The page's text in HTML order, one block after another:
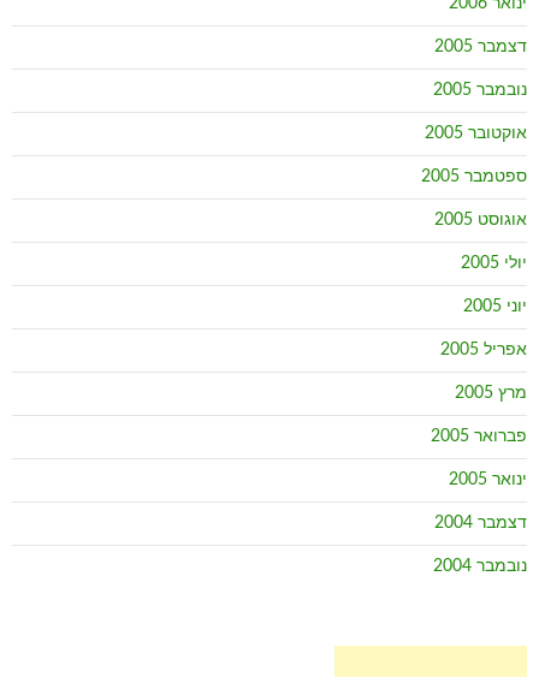
ינואר 2006
דצמבר 2005
נובמבר 2005
אוקטובר 2005
ספטמבר 2005
אוגוסט 2005
יולי 2005
יוני 2005
אפריל 2005
מרץ 2005
פברואר 2005
ינואר 2005
דצמבר 2004
נובמבר 2004